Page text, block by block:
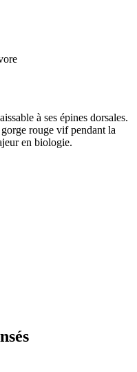
à ses épines dorsales.
rouge vif pendant la
en biologie.